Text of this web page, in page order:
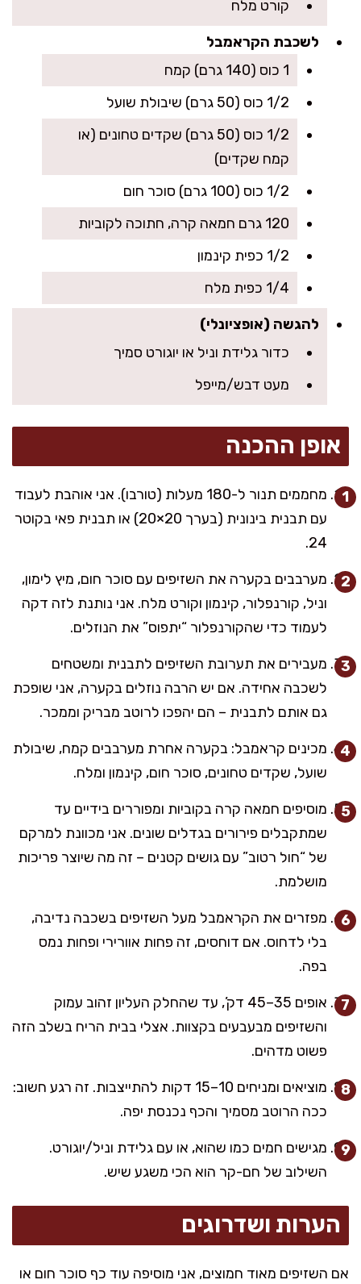
קורט מלח
לשכבת הקראמבל
1 כוס (140 גרם) קמח
1/2 כוס (50 גרם) שיבולת שועל
1/2 כוס (50 גרם) שקדים טחונים (או
קמח שקדים)
1/2 כוס (100 גרם) סוכר חום
120 גרם חמאה קרה, חתוכה לקוביות
1/2 כפית קינמון
1/4 כפית מלח
להגשה (אופציונלי)
כדור גלידת וניל או יוגורט סמיך
מעט דבש/מייפל
אופן ההכנה
מחממים תנור ל-180 מעלות (טורבו). אני אוהבת לעבוד
עם תבנית בינונית (בערך 20×20) או תבנית פאי בקוטר
24.
מערבבים בקערה את השזיפים עם סוכר חום, מיץ לימון,
וניל, קורנפלור, קינמון וקורט מלח. אני נותנת לזה דקה
לעמוד כדי שהקורנפלור “יתפוס” את הנוזלים.
מעבירים את תערובת השזיפים לתבנית ומשטחים
לשכבה אחידה. אם יש הרבה נוזלים בקערה, אני שופכת
גם אותם לתבנית – הם יהפכו לרוטב מבריק וממכר.
מכינים קראמבל: בקערה אחרת מערבבים קמח, שיבולת
שועל, שקדים טחונים, סוכר חום, קינמון ומלח.
מוסיפים חמאה קרה בקוביות ומפוררים בידיים עד
שמתקבלים פירורים בגדלים שונים. אני מכוונת למרקם
של “חול רטוב” עם גושים קטנים – זה מה שיוצר פריכות
מושלמת.
מפזרים את הקראמבל מעל השזיפים בשכבה נדיבה,
בלי לדחוס. אם דוחסים, זה פחות אוורירי ופחות נמס
בפה.
אופים 35–45 דק’, עד שהחלק העליון זהוב עמוק
והשזיפים מבעבעים בקצוות. אצלי בבית הריח בשלב הזה
פשוט מדהים.
מוציאים ומניחים 10–15 דקות להתייצבות. זה רגע חשוב:
ככה הרוטב מסמיך והכף נכנסת יפה.
מגישים חמים כמו שהוא, או עם גלידת וניל/יוגורט.
השילוב של חם-קר הוא הכי משגע שיש.
הערות ושדרוגים
אם השזיפים מאוד חמוצים, אני מוסיפה עוד כף סוכר חום או